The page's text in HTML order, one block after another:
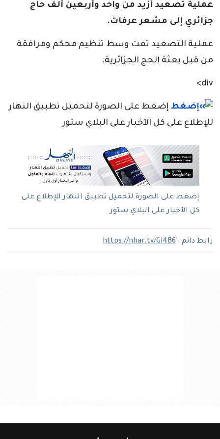
عملية تصعيد أزيد من واحد وأربعين ألف حاج
جزائري إلى مشعر عرفات.
عملية التصعيد تمت وسط تنظيم محكم ومرافقة
من قبل بعثة الحج الجزائرية.
div>
إضغط على الصورة لتحميل تطبيق النهار
للإطلاع على كل الآخبار على البلاي ستور
إضغط على الصورة لتحميل تطبيق النهار للإطلاع على
كل الآخبار على البلاي ستور
رابط دائم : https://nhar.tv/Gl4B6